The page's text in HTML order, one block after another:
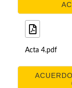
Acta 4.pdf